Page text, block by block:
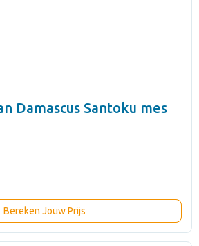
Damascus Santoku mes
Bereken Jouw Prijs